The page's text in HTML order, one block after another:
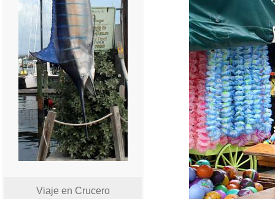
Viaje en Crucero